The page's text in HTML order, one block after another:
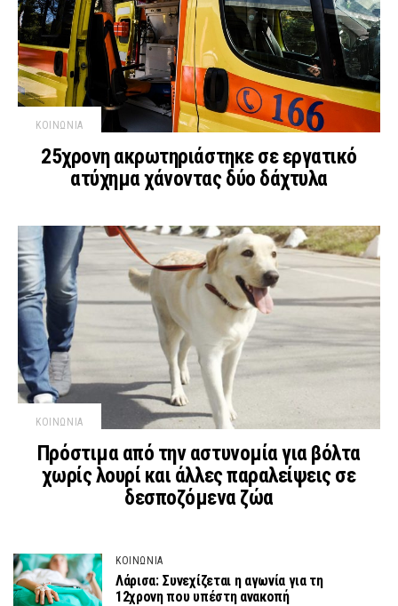
ΚΟΙΝΩΝΙΑ
25χρονη ακρωτηριάστηκε σε εργατικό
ατύχημα χάνοντας δύο δάχτυλα
ΚΟΙΝΩΝΙΑ
Πρόστιμα από την αστυνομία για βόλτα
χωρίς λουρί και άλλες παραλείψεις σε
δεσποζόμενα ζώα
ΚΟΙΝΩΝΙΑ
Λάρισα: Συνεχίζεται η αγωνία για τη
12χρονη που υπέστη ανακοπή